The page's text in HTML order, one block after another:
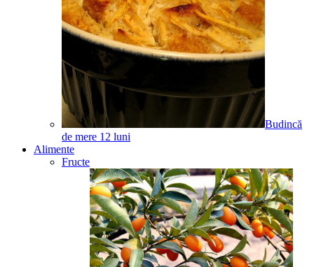
Budincă
de mere 12 luni
Alimente
Fructe